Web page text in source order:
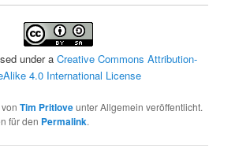
under a Creative Commons Attribution-
4.0 International License
vonTim Pritloveunter Allgemein veröffentlicht.
für den Permalink.